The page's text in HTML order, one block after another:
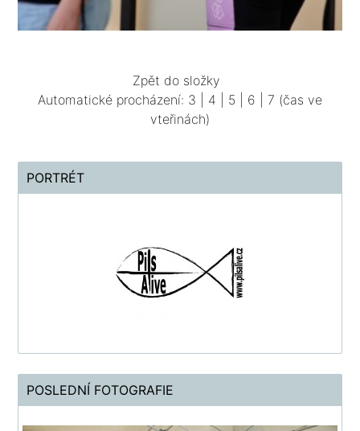
Zpět do složky
Automatické procházení: 3 4 5 6 7 (čas ve
vteřinách)
PORTRÉT
POSLEDNÍ FOTOGRAFIE